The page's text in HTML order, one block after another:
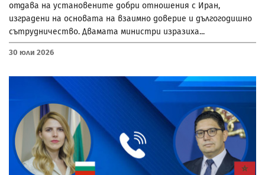
отдава на установените добри отношения с Иран,
изградени на основата на взаимно доверие и дългогодишно
сътрудничество. Двамата министри изразиха...
30 Юли 2026